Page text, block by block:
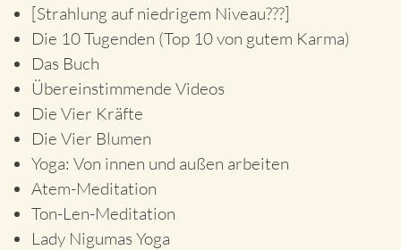
[Strahlung auf niedrigem Niveau???]
Die 10 Tugenden (Top 10 von gutem Karma)
Das Buch
Übereinstimmende Videos
Die Vier Kräfte
Die Vier Blumen
Yoga: Von innen und außen arbeiten
Atem-Meditation
Ton-Len-Meditation
Lady Nigumas Yoga